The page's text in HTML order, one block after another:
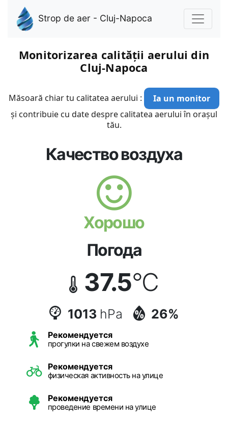
Strop de aer - Cluj-Napoca
Monitorizarea calității aerului din
Cluj-Napoca
Măsoară chiar tu calitatea aerului :
Ia un monitor
și contribuie cu date despre calitatea aerului în orașul
tău.
Качество воздуха
Хорошо
Погода
37.5°C
1013 hPa 26%
Рекомендуется
прогулки на свежем воздухе
Рекомендуется
физическая активность на улице
Рекомендуется
проведение времени на улице